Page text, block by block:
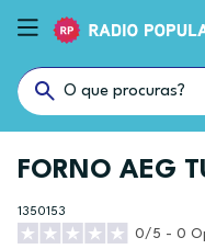
FORNO AEG
1350153
0/5 - 0